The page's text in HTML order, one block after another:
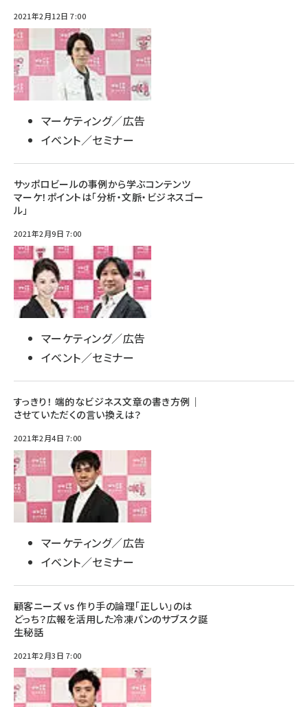
2021年2月12日 7:00
マーケティング／広告
イベント／セミナー
サッポロビールの事例から学ぶコンテンツ
マーケ！ポイントは「分析・文脈・ビジネスゴー
ル」
2021年2月9日 7:00
マーケティング／広告
イベント／セミナー
すっきり！ 端的なビジネス文章の書き方例｜
させていただくの言い換えは？
2021年2月4日 7:00
マーケティング／広告
イベント／セミナー
顧客ニーズ vs 作り手の論理「正しい」のは
どっち？広報を活用した冷凍パンのサブスク誕
生秘話
2021年2月3日 7:00